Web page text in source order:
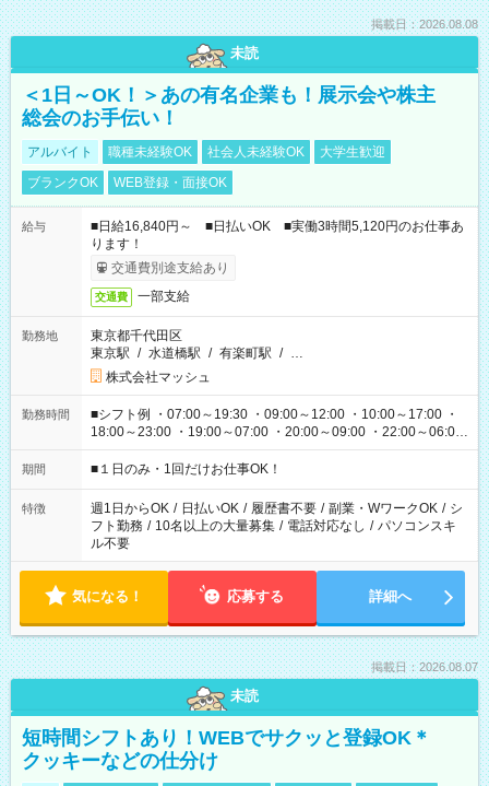
掲載日：2026.08.08
未読
＜1日～OK！＞あの有名企業も！展示会や株主
総会のお手伝い！
アルバイト 職種未経験OK 社会人未経験OK
大学生歓迎
ブランクOK
WEB登録・面接OK
給与
■日給16,840円～ ■日払いOK ■実働3時間5,120円のお仕事あ
ります！
交通費別途支給あり
交通費 一部支給
勤務地
東京都千代田区
東京駅 / 水道橋駅 / 有楽町駅 / …
株式会社マッシュ
勤務時間
■シフト例 ・07:00～19:30 ・09:00～12:00 ・10:00～17:00 ・
18:00～23:00 ・19:00～07:00 ・20:00～09:00 ・22:00～06:00
etc ★最短で3時間で5,120円のお仕事から 15時間で2万円近く稼
げるお仕事も！ ご希望のお時間に合わせてご紹介！ ※シフトは
ください！
期間 ■１日のみ・1回だけお仕事OK！
特徴 週1日からOK / 日払いOK / 履歴書不要 / 副業・WワークOK / シ
フト勤務 / 10名以上の大量募集 / 電話対応なし / パソコンスキ
ル不要
気になる！ 応募する 詳細へ
掲載日：2026.08.07
未読
短時間シフトあり！WEBでサクッと登録OK＊
クッキーなどの仕分け